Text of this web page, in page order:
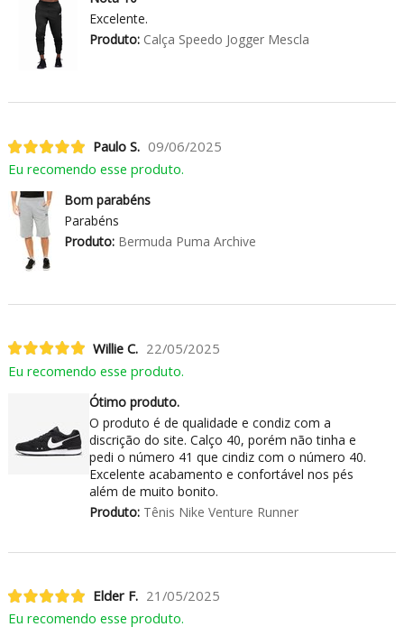
Excelente.
Produto:Calça Speedo Jogger Mescla
Paulo S. 09/06/2025
Eu recomendo esse produto.
Bom parabéns
Parabéns
Produto:Bermuda Puma Archive
Willie C. 22/05/2025
Eu recomendo esse produto.
Ótimo produto.
O produto é de qualidade e condiz com a
discrição do site. Calço 40, porém não tinha e
pedi o número 41 que cindiz com o número 40.
Excelente acabamento e confortável nos pés
além de muito bonito.
Produto:Tênis Nike Venture Runner
Elder F. 21/05/2025
Eu recomendo esse produto.